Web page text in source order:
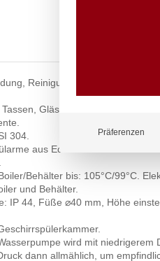
Reinigung, Wartung und sogar
Gläsern, Besteck und
304.
aus Edelstahl.
Behälter bis: 105°C/99°C.
und Behälter.
IP 44, Füße ⌀40 mm, Höhe
wird mit niedrigerem
dann allmählich, um
Präferenzen